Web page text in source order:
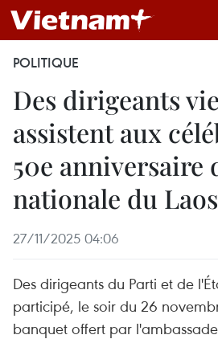
POLITIQUE
Des dirigeants
assistent aux
50e anniversaire
nationale du Laos
27/11/2025 04:06
Des dirigeants du Parti et de
participé, le soir du 26
banquet offert par